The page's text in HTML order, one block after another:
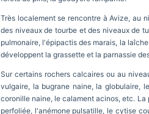
Très localement se rencontre à Avize, au
des niveaux de tourbe et des niveaux de
pulmonaire, l'épipactis des marais, la
développent la grassette et la parnassie
Sur certains rochers calcaires ou au
vulgaire, la bugrane naine, la globulaire,
coronille naine, le calament acinos, etc.
perfoliée, l'anémone pulsatille, le cytise